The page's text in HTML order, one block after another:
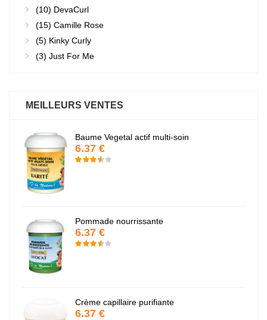
(10) DevaCurl
(15) Camille Rose
(5) Kinky Curly
(3) Just For Me
MEILLEURS VENTES
Baume Vegetal actif multi-soin
6.37 €
Pommade nourrissante
6.37 €
Crème capillaire purifiante
6.37 €